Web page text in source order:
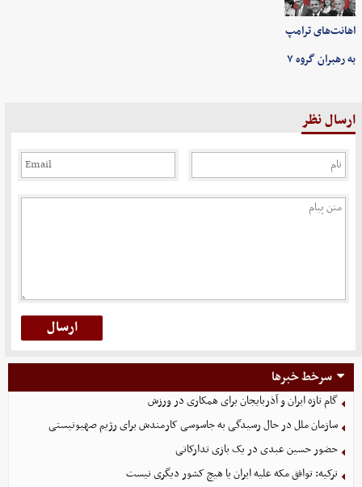
اهانت‌های ترامپ
به رهبران گروه ۷
ارسال نظر
سرخط خبرها
گام تازه ایران و آذربایجان برای همکاری در ورزش
سازمان ملل در حال رسیدگی به جاسوسی کارمندش برای رژیم صهیونیستی
حضور حسین عبدی در یک بازی تدارکاتی
ترکیه: توافق مکه علیه ایران یا هیچ کشور دیگری نیست